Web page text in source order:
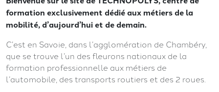
formation exclusivement dédié aux métiers de la
mobilité, d’aujourd’hui et de demain.
C’est en Savoie, dans l’agglomération de Chambéry,
que se trouve l’un des fleurons nationaux de la
formation professionnelle aux métiers de
l’automobile, des transports routiers et des 2 roues.